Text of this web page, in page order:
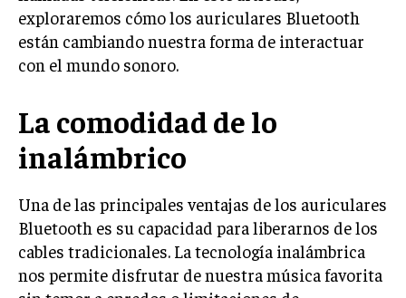
exploraremos cómo los auriculares Bluetooth
están cambiando nuestra forma de interactuar
con el mundo sonoro.
La comodidad de lo
inalámbrico
Una de las principales ventajas de los auriculares
Bluetooth es su capacidad para liberarnos de los
cables tradicionales. La tecnología inalámbrica
nos permite disfrutar de nuestra música favorita